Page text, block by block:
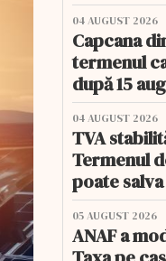
04 AUGUST 2026
Capcana
termenul
după 15
04 AUGUST 2026
TVA
Termenul
poate
05 AUGUST 2026
ANAF a